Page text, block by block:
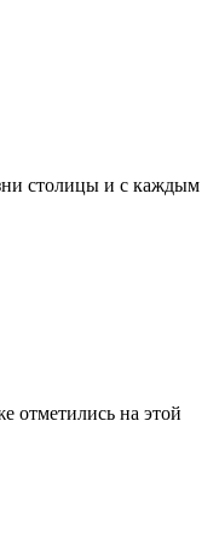
столицы и с каждым
отметились на этой